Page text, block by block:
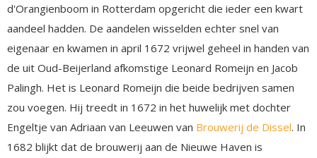
d'Orangienboom in Rotterdam opgericht die ieder een kwart
aandeel hadden. De aandelen wisselden echter snel van
eigenaar en kwamen in april 1672 vrijwel geheel in handen van
de uit Oud-Beijerland afkomstige Leonard Romeijn en Jacob
Palingh. Het is Leonard Romeijn die beide bedrijven samen
zou voegen. Hij treedt in 1672 in het huwelijk met dochter
Engeltje van Adriaan van Leeuwen van Brouwerij de Dissel. In
1682 blijkt dat de brouwerij aan de Nieuwe Haven is